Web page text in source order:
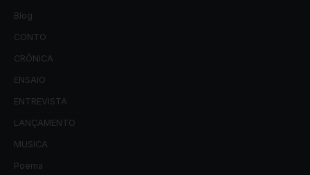
Blog
CONTO
CRÔNICA
ENSAIO
ENTREVISTA
LANÇAMENTO
MUSICA
Poema